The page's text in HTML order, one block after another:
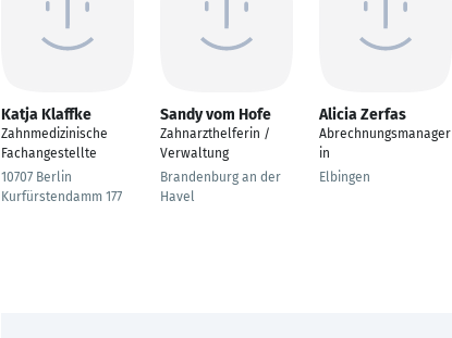
Katja Klaffke
Zahnmedizinische
Fachangestellte
10707 Berlin
Kurfürstendamm 177
Sandy vom Hofe
Zahnarzthelferin /
Verwaltung
Brandenburg an der
Havel
Alicia Zerfas
Abrechnungsmanager
in
Elbingen